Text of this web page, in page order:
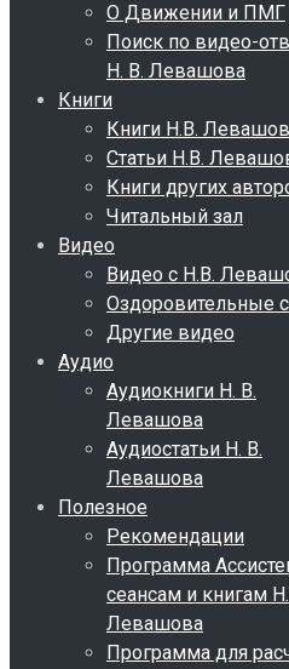
О Движении и ПМГ
Поиск по видео-
Н. В. Левашова
Книги
Книги Н.В.
Статьи Н.В.
Книги других
Читальный зал
Видео
Видео с Н.В.
Оздоровительные
Другие видео
Аудио
Аудиокниги Н. В.
Левашова
Аудиостатьи Н. В.
Левашова
Полезное
Рекомендации
Программа
сеансам и книгам
Левашова
Программа для